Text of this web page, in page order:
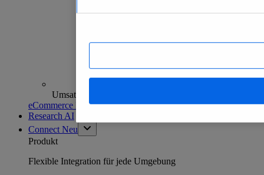
Umsatzanalysen und -prognosen
eCommerce Insights entdecken
Research AI
Connect Neu
Produkt
Flexible Integration für jede Umgebung